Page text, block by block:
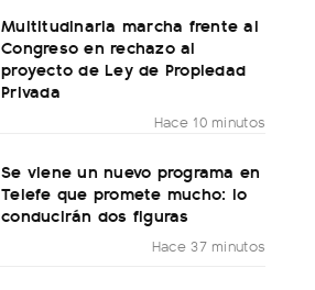
Multitudinaria marcha frente al
Congreso en rechazo al
proyecto de Ley de Propiedad
Privada
Hace 10 minutos
Se viene un nuevo programa en
Telefe que promete mucho: lo
conducirán dos figuras
Hace 37 minutos